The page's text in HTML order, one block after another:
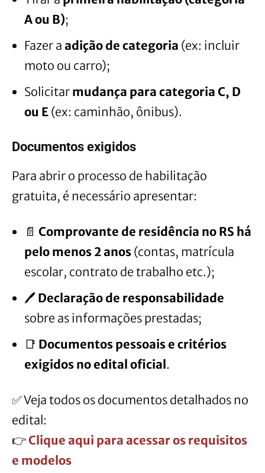
A ou B);
Fazer a adição de categoria (ex: incluir
moto ou carro);
Solicitar mudança para categoria C, D
ou E (ex: caminhão, ônibus).
Documentos exigidos
Para abrir o processo de habilitação
gratuita, é necessário apresentar:
📄 Comprovante de residência no RS há
pelo menos 2 anos (contas, matrícula
escolar, contrato de trabalho etc.);
🖊️ Declaração de responsabilidade
sobre as informações prestadas;
📑 Documentos pessoais e critérios
exigidos no edital oficial .
✅ Veja todos os documentos detalhados no
edital:
👉 Clique aqui para acessar os requisitos
e modelos